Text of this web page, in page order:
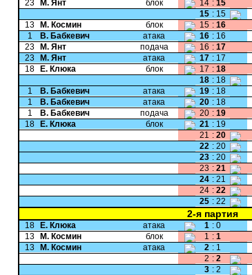
23
М. Янт блок 14 : 15
15 : 15
13
М. Космин блок 15 : 16
1
В. Бабкевич атака 16 : 16
23
М. Янт подача 16 : 17
23
М. Янт атака 17 : 17
18
Е. Клюка блок 17 : 18
18 : 18
1
В. Бабкевич атака 19 : 18
1
В. Бабкевич атака 20 : 18
1
В. Бабкевич подача 20 : 19
18
Е. Клюка блок 21 : 19
21 : 20
22 : 20
23 : 20
23 : 21
24 : 21
24 : 22
25 : 22
2-я партия
18 Е. Клюка атака 1 : 0
13
М. Космин блок 1 : 1
13
М. Космин атака 2 : 1
2 : 2
3 : 2